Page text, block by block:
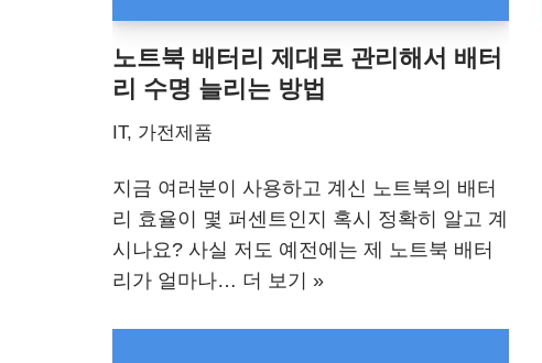
노트북 배터리 제대로 관리해서 배터
리 수명 늘리는 방법
IT, 가전제품
지금 여러분이 사용하고 계신 노트북의 배터
리 효율이 몇 퍼센트인지 혹시 정확히 알고 계
시나요? 사실 저도 예전에는 제 노트북 배터
리가 얼마나… 더 보기 »